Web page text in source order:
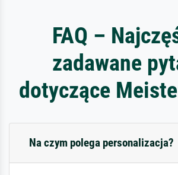
FAQ –
zadawane
dotyczące
Na czym polega personalizacja?